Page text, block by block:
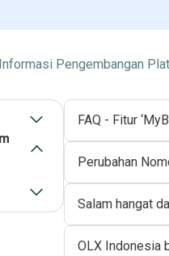
Informasi Pengembangan
FAQ - Fitur
Perubahan
Salam hangat
OLX Indonesia